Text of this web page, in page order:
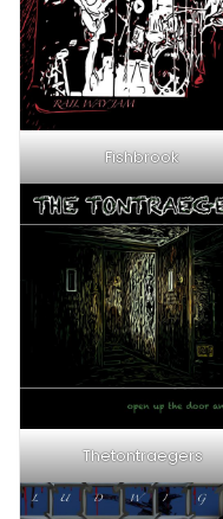
Fishbrook
Thetontraegers